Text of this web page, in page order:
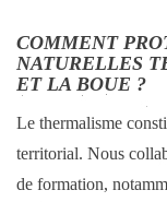
COMMENT
NATURELLES
ET LA BOUE ?
Le thermalisme
territorial. Nous
de formation,